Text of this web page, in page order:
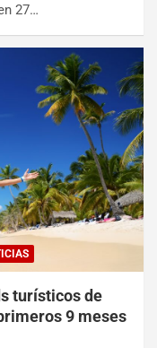
27…
turísticos de
9 meses